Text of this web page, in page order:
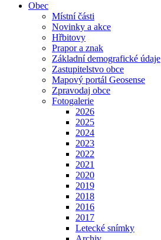
Obec
Místní části
Novinky a akce
Hřbitovy
Prapor a znak
Základní demografické údaje
Zastupitelstvo obce
Mapový portál Geosense
Zpravodaj obce
Fotogalerie
2026
2025
2024
2023
2022
2021
2020
2019
2018
2016
2017
Letecké snímky